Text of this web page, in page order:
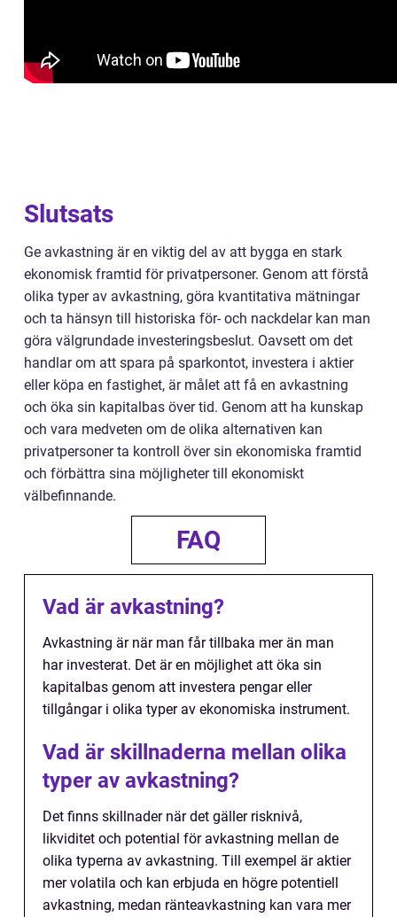
Slutsats
Ge avkastning är en viktig del av att bygga en stark
ekonomisk framtid för privatpersoner. Genom att förstå
olika typer av avkastning, göra kvantitativa mätningar
och ta hänsyn till historiska för- och nackdelar kan man
göra välgrundade investeringsbeslut. Oavsett om det
handlar om att spara på sparkontot, investera i aktier
eller köpa en fastighet, är målet att få en avkastning
och öka sin kapitalbas över tid. Genom att ha kunskap
och vara medveten om de olika alternativen kan
privatpersoner ta kontroll över sin ekonomiska framtid
och förbättra sina möjligheter till ekonomiskt
välbefinnande.
FAQ
Vad är avkastning?
Avkastning är när man får tillbaka mer än man
har investerat. Det är en möjlighet att öka sin
kapitalbas genom att investera pengar eller
tillgångar i olika typer av ekonomiska instrument.
Vad är skillnaderna mellan olika
typer av avkastning?
Det finns skillnader när det gäller risknivå,
likviditet och potential för avkastning mellan de
olika typerna av avkastning. Till exempel är aktier
mer volatila och kan erbjuda en högre potentiell
avkastning, medan ränteavkastning kan vara mer